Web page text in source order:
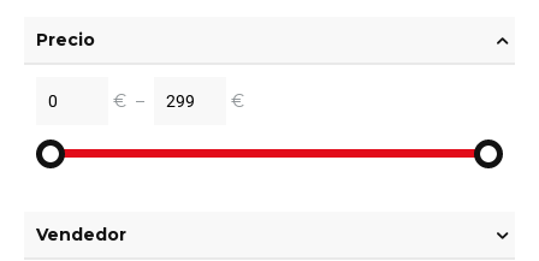
Precio
€ – €
Vendedor